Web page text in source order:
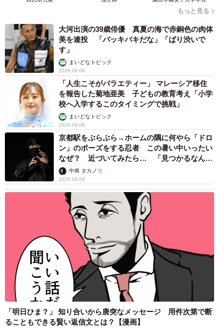
もっと見る
大河出演の39歳俳優 真夏の海で赤銅色の肉体
美を連投 「バッキバキだな」「ばり渋いで
す」
まいどなトピック
2026.08.06
「人生こそがバラエティー」 マレーシア移住
を報告した菊地亜美 子どもの教育考え「小学
校へ入学するこのタイミングで挑戦」
まいどなトピック
2026.08.06
京都駅をぶらぶら→ホームの隅に何やら「ドロ
ン」のポーズをする忍者 この暑い中いったい
なぜ？ 近づいてみたら… 「見つかるなんて
未熟」中将 タカノリ
2026.08.06
「明日ひま？」 知り合いから唐突なメッセージ 用件次第で断
ることもできる賢い返信文とは？【漫画】